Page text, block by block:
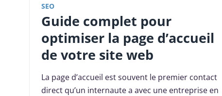
SEO
Guide complet pour
optimiser la page d’accueil
de votre site web
La page d’accueil est souvent le premier contact
direct qu’un internaute a avec une entreprise en